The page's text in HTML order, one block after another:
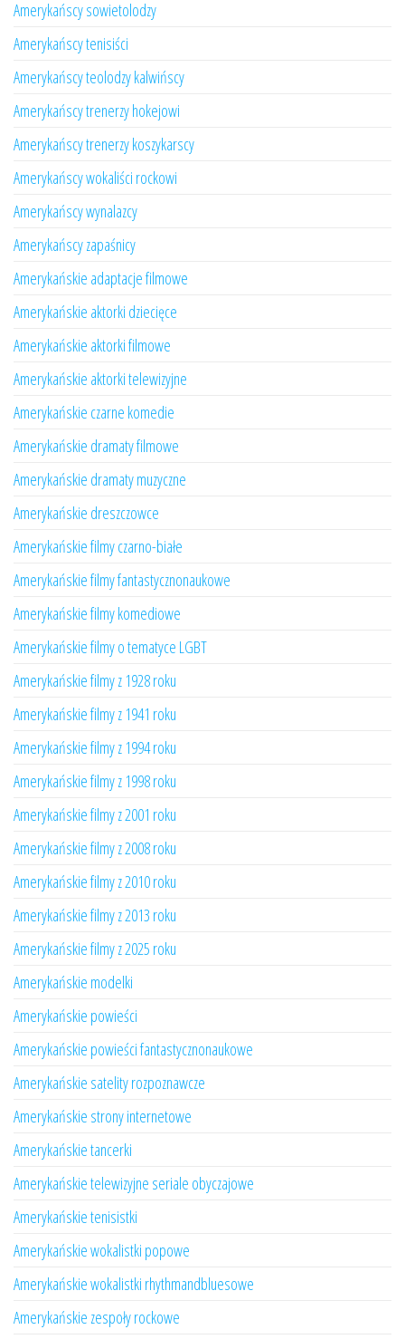
Amerykańscy sowietolodzy
Amerykańscy tenisiści
Amerykańscy teolodzy kalwińscy
Amerykańscy trenerzy hokejowi
Amerykańscy trenerzy koszykarscy
Amerykańscy wokaliści rockowi
Amerykańscy wynalazcy
Amerykańscy zapaśnicy
Amerykańskie adaptacje filmowe
Amerykańskie aktorki dziecięce
Amerykańskie aktorki filmowe
Amerykańskie aktorki telewizyjne
Amerykańskie czarne komedie
Amerykańskie dramaty filmowe
Amerykańskie dramaty muzyczne
Amerykańskie dreszczowce
Amerykańskie filmy czarno-białe
Amerykańskie filmy fantastycznonaukowe
Amerykańskie filmy komediowe
Amerykańskie filmy o tematyce LGBT
Amerykańskie filmy z 1928 roku
Amerykańskie filmy z 1941 roku
Amerykańskie filmy z 1994 roku
Amerykańskie filmy z 1998 roku
Amerykańskie filmy z 2001 roku
Amerykańskie filmy z 2008 roku
Amerykańskie filmy z 2010 roku
Amerykańskie filmy z 2013 roku
Amerykańskie filmy z 2025 roku
Amerykańskie modelki
Amerykańskie powieści
Amerykańskie powieści fantastycznonaukowe
Amerykańskie satelity rozpoznawcze
Amerykańskie strony internetowe
Amerykańskie tancerki
Amerykańskie telewizyjne seriale obyczajowe
Amerykańskie tenisistki
Amerykańskie wokalistki popowe
Amerykańskie wokalistki rhythmandbluesowe
Amerykańskie zespoły rockowe